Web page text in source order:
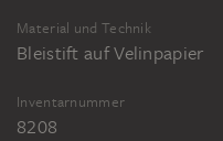
Material und Technik
Bleistift auf Velinpapier
Inventarnummer
8208